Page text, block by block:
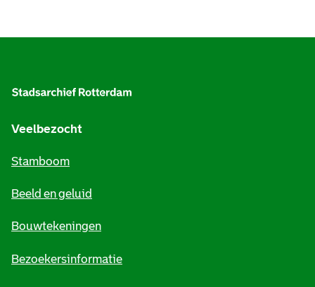
Veelbezocht
Stamboom
Beeld en geluid
Bouwtekeningen
Bezoekersinformatie